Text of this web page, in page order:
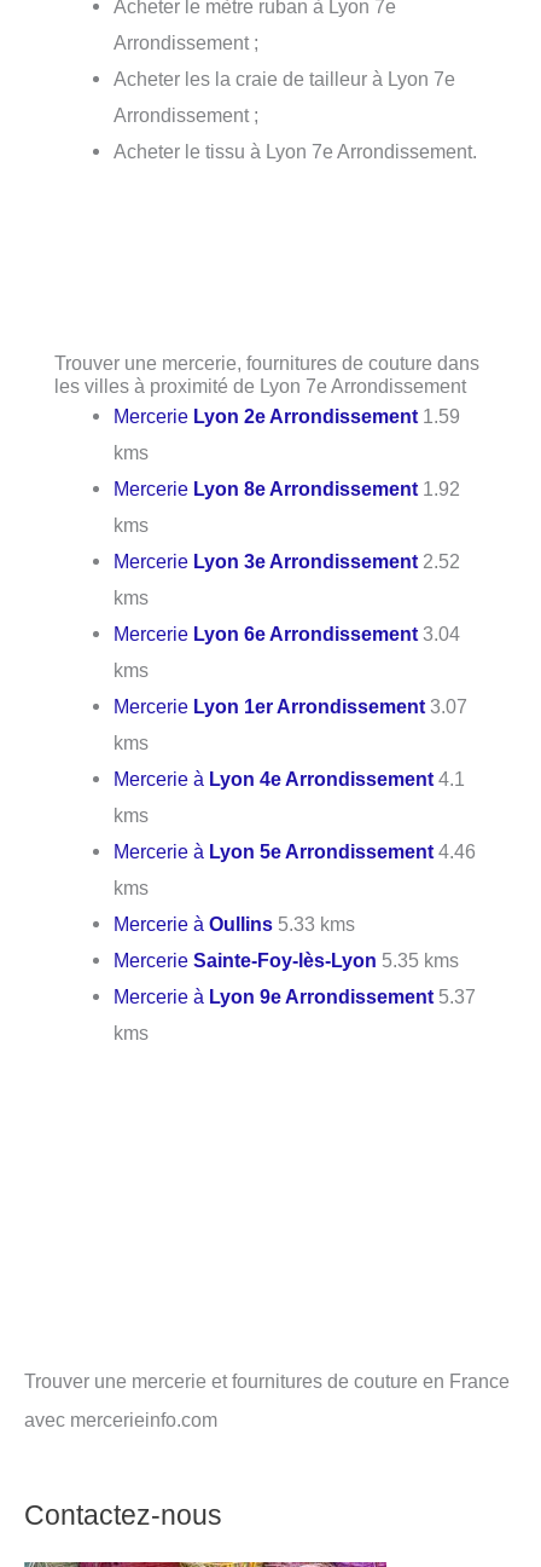
Acheter le mètre ruban à Lyon 7e
Arrondissement ;
Acheter les la craie de tailleur à Lyon 7e
Arrondissement ;
Acheter le tissu à Lyon 7e Arrondissement.
Trouver une mercerie, fournitures de couture dans
les villes à proximité de Lyon 7e Arrondissement
Mercerie Lyon 2e Arrondissement 1.59
kms
Mercerie Lyon 8e Arrondissement 1.92
kms
Mercerie Lyon 3e Arrondissement 2.52
kms
Mercerie Lyon 6e Arrondissement 3.04
kms
Mercerie Lyon 1er Arrondissement 3.07
kms
Mercerie à Lyon 4e Arrondissement 4.1
kms
Mercerie à Lyon 5e Arrondissement 4.46
kms
Mercerie àOullins 5.33 kms
MercerieSainte-Foy-lès-Lyon 5.35 kms
Mercerie à Lyon 9e Arrondissement 5.37
kms
Trouver une mercerie et fournitures de couture en France
avec mercerieinfo.com
Contactez-nous